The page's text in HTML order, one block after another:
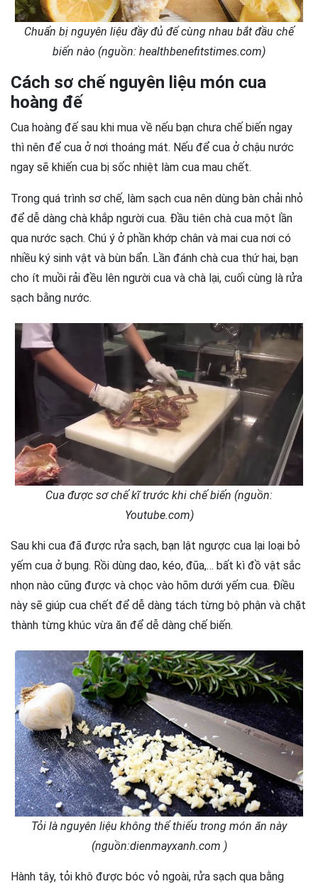
Chuẩn bị nguyên liệu đầy đủ để cùng nhau bắt đầu chế
biến nào (nguồn: healthbenefitstimes.com)
Cách sơ chế nguyên liệu món cua
hoàng đế
Cua hoàng đế sau khi mua về nếu bạn chưa chế biến ngay
thì nên để cua ở nơi thoáng mát. Nếu để cua ở chậu nước
ngay sẽ khiến cua bị sốc nhiệt làm cua mau chết.
Trong quá trình sơ chế, làm sạch cua nên dùng bàn chải nhỏ
để dễ dàng chà khắp người cua. Đầu tiên chà cua một lần
qua nước sạch. Chú ý ở phần khớp chân và mai cua nơi có
nhiều ký sinh vật và bùn bẩn. Lần đánh chà cua thứ hai, bạn
cho ít muồi rải đều lên người cua và chà lại, cuối cùng là rửa
sạch bằng nước.
Cua được sơ chế kĩ trước khi chế biến (nguồn:
Youtube.com)
Sau khi cua đã được rửa sạch, bạn lật ngược cua lại loại bỏ
yếm cua ở bụng. Rồi dùng dao, kéo, đũa,… bất kì đồ vật sắc
nhọn nào cũng được và chọc vào hõm dưới yếm cua. Điều
này sẽ giúp cua chết để dễ dàng tách từng bộ phận và chặt
thành từng khúc vừa ăn để dễ dàng chế biến.
Tỏi là nguyên liệu không thể thiếu trong món ăn này
(nguồn:dienmayxanh.com )
Hành tây, tỏi khô được bóc vỏ ngoài, rửa sạch qua bằng